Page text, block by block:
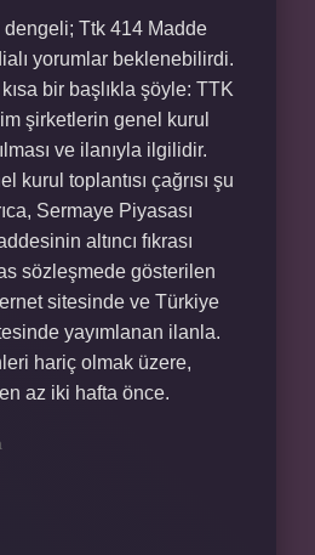
dengeli; Ttk 414 Madde
yorumlar beklenebilirdi.
bir başlıkla şöyle: TTK
şirketlerin genel kurul
ve ilanıyla ilgilidir.
kurul toplantısı çağrısı şu
Sermaye Piyasası
altıncı fıkrası
sözleşmede gösterilen
sitesinde ve Türkiye
yayımlanan ilanla.
hariç olmak üzere,
az iki hafta önce.